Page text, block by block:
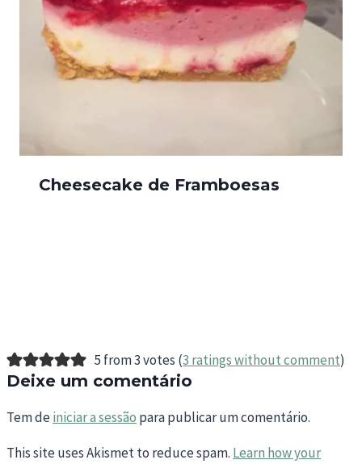
Cheesecake de Framboesas
5 from 3 votes (3 ratings without comment)
Deixe um comentário
Tem deiniciar a sessão para publicar um comentário.
This site uses Akismet to reduce spam. Learn how your